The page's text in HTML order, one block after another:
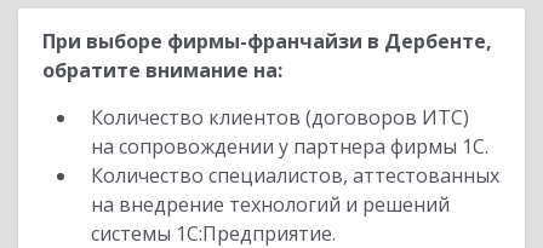
При выборе фирмы-франчайзи в Дербенте,
обратите внимание на:
Количество клиентов (договоров ИТС)
на сопровождении у партнера фирмы 1С.
Количество специалистов, аттестованных
на внедрение технологий и решений
системы 1С:Предприятие.